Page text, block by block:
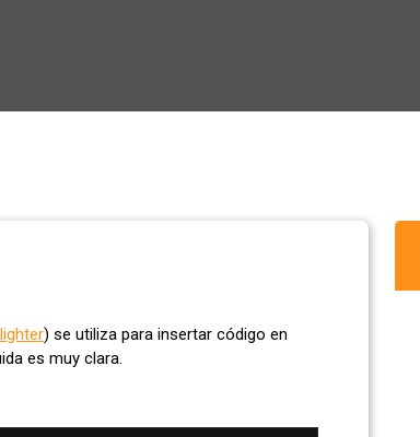
) se utiliza para insertar código en
es muy clara.